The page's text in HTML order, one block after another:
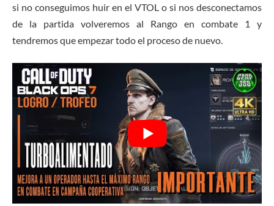
si no conseguimos huir en el VTOL o si nos desconectamos
de la partida volveremos al Rango en combate 1 y
tendremos que empezar todo el proceso de nuevo.